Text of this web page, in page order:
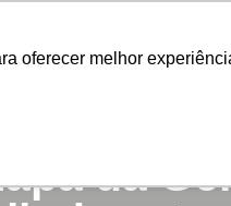
oferecer melhor
da